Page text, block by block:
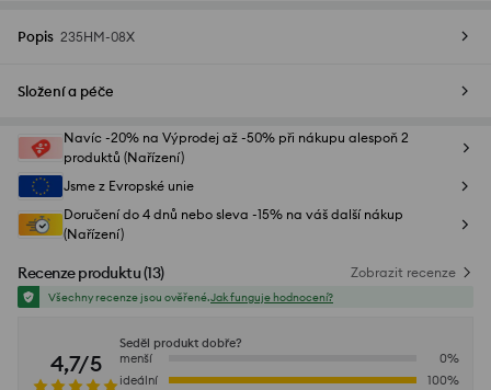
Popis 235HM-08X
Složení a péče
Navíc -20% na Výprodej až -50% při nákupu alespoň 2
produktů (Nařízení)
Jsme z Evropské unie
Doručení do 4 dnů nebo sleva -15% na váš další nákup
(Nařízení)
Recenze produktu(13) Zobrazit recenze
Všechny recenze jsou ověřené.Jak funguje hodnocení?
4,7/5
Seděl produkt dobře?
menší
0%
ideální
100%